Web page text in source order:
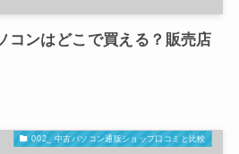
コンはどこで買える？販売店
002_ 中古パソコン通販ショップ口コミと比較